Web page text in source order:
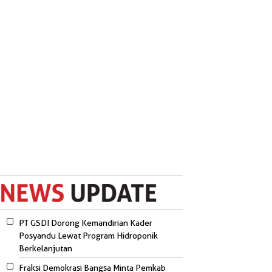
PT GSDI Dorong Kemandirian Kader
Posyandu Lewat Program Hidroponik
Berkelanjutan
Fraksi Demokrasi Bangsa Minta Pemkab